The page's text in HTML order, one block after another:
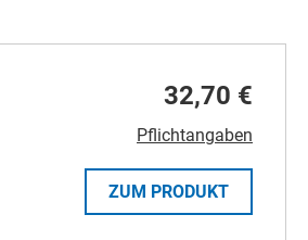
32,70 €
Pflichtangaben
ZUM PRODUKT